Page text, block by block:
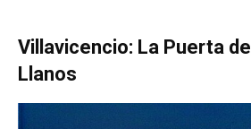
Villavicencio: La Puerta
Llanos